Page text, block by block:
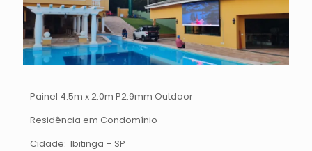
Painel 4.5m x 2.0m P2.9mm Outdoor
Residência em Condomínio
Cidade: Ibitinga – SP